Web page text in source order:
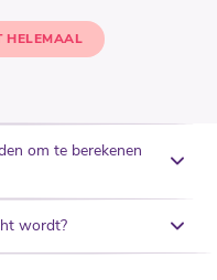
HELEMAAL
om te berekenen
wordt?